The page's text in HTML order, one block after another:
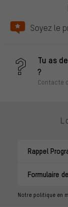
Soyez le
Tu as
?
Contacte
Rappel
Formulaire
Notre politique en